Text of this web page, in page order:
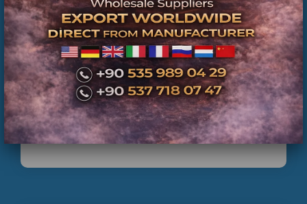
İkinci El Boks Makinesi Satışı | Teknik Servis
Kontrolünden Geçmiş Ticari Boks Makineleri